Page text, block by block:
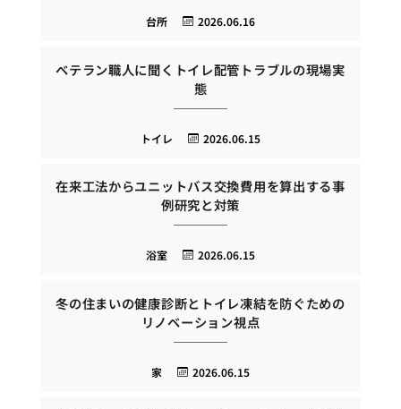
2026.06.16
台所
ベテラン職人に聞くトイレ配管トラブルの現場実
態
2026.06.15
トイレ
在来工法からユニットバス交換費用を算出する事
例研究と対策
2026.06.15
浴室
冬の住まいの健康診断とトイレ凍結を防ぐための
リノベーション視点
2026.06.15
家